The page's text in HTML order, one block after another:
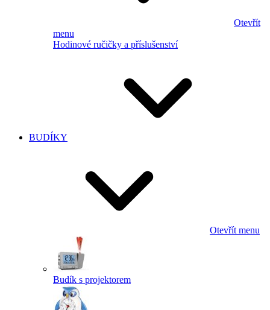
Otevřít
menu
Hodinové ručičky a příslušenství
BUDÍKY
Otevřít menu
Budík s projektorem